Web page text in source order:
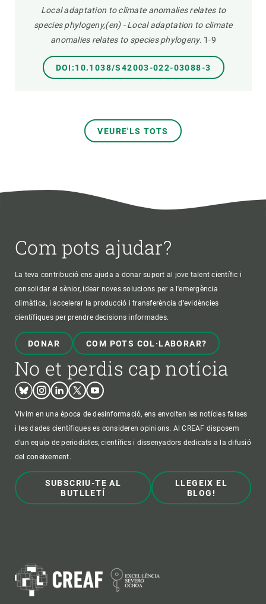
Local adaptation to climate anomalies relates to
species phylogeny,(en) - Local adaptation to climate
anomalies relates to species phylogeny. 1-9
DOI:10.1038/S42003-022-03088-3
VEURE'LS TOTS
Com pots ajudar?
La teva contribució ens ajuda a donar suport al jove talent científic i
consolidar el sènior, idear noves solucions per a l'emergència
climàtica, i accelerar la producció i transferència d’evidències
científiques per prendre decisions informades.
DONAR COM POTS COL·LABORAR?
No et perdis cap notícia
BlueskyInstagram
LinkedinTwitterYoutube
Vivim en una època de desinformació, ens envolten les notícies falses
i les dades científiques es consideren opinions. Al CREAF disposem
d'un equip de periodistes, científics i dissenyadors dedicats a la difusió
del coneixement.
SUBSCRIU-TE AL
BUTLLETÍ
LLEGEIX EL
BLOG!